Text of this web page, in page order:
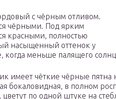
с чёрным отливом.
чёрными. Под ярким
красными, полностью
насыщенный оттенок у
когда меньше палящего
имеет чёткие чёрные
бокаловидная, в полном
по одной штуке на